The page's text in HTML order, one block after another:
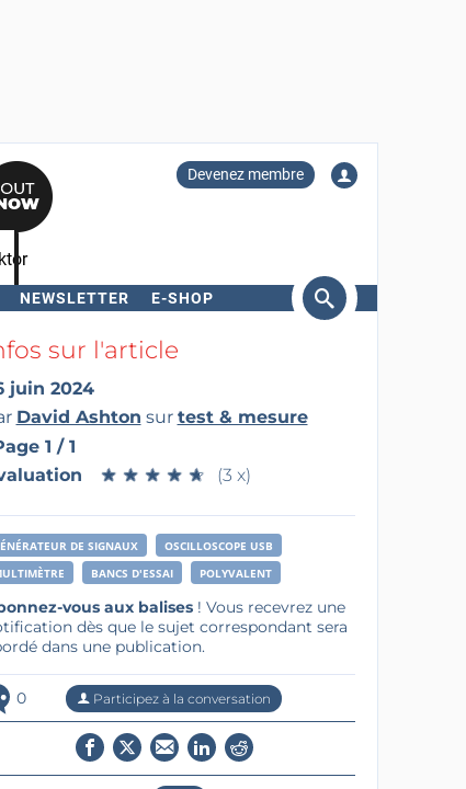
Devenez membre
NEWSLETTER E-SHOP
sur l'article
juin 2024
David Ashton sur test & mesure
1 / 1
★ ★ ★ ★ ★
★ ★ ★ ★ ★ (3 x)
DE SIGNAUX
OSCILLOSCOPE USB
BANCS D'ESSAI POLYVALENT
vous aux balises! Vous recevrez une
dès que le sujet correspondant sera
dans une publication.
0 Participez à la conversation